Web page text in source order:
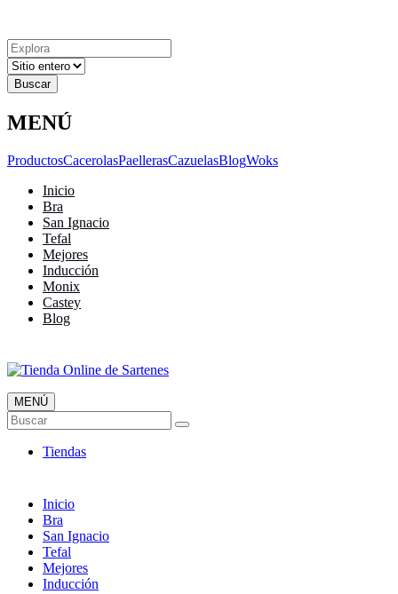
Resultados
para
MENÚ
ProductosCacerolasPaellerasCazuelasBlogWoks
Inicio
Bra
San Ignacio
Tefal
Mejores
Inducción
Monix
Castey
Blog
Tienda Online de Sartenes
Nuevos Modelos
MENÚ
Buscar
Tiendas
Inicio
Bra
San Ignacio
Tefal
Mejores
Inducción